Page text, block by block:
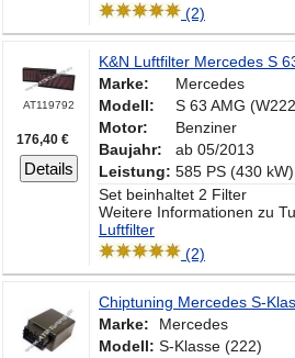
(2)
AT119792
176,40 €
Details
K&N Luftfilter Mercedes S
Marke:
Mercedes
Modell:
S 63 AMG
Motor:
Benziner
Baujahr:
ab 05/2013
Leistung: 585 PS (430 kW)
Set beinhaltet 2 Filter
Weitere Informationen zu
Luftfilter
(2)
Chiptuning Mercedes S-
Marke:
Mercedes
Modell: S-Klasse (222)